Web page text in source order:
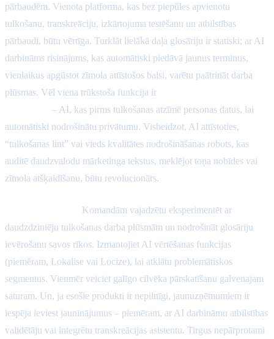
pārbaudēm. Vienota platforma, kas bez piepūles apvienotu
tulkošanu, transkreāciju, izkārtojuma testēšanu un atbilstības
pārbaudi, būtu vērtīga. Turklāt lielākā daļa glosāriju ir statiski; ar AI
darbināms risinājums, kas automātiski piedāvā jaunus terminus,
vienlaikus apgūstot zīmola attīstošos balsi, varētu paātrināt darba
plūsmas. Vēl viena trūkstoša funkcija ir
– AI, kas pirms tulkošanas atzīmē personas datus, lai
automātiski nodrošinātu privātumu. Visbeidzot, AI attīstoties,
“tulkošanas lint” vai vieds kvalitātes nodrošināšanas robots, kas
auditē daudzvalodu mārketinga tekstus, meklējot toņa nobīdes vai
zīmola atšķaidīšanu, būtu revolucionārs.
Komandām vajadzētu eksperimentēt ar
daudzdziniēju tulkošanas darba plūsmām un nodrošināt glosāriju
ievērošanu savos rīkos. Izmantojiet AI vērtēšanas funkcijas
(piemēram, Lokalise vai Locize), lai atklātu problemātiskos
segmentus. Vienmēr veiciet galīgo cilvēka pārskatīšanu galvenajam
saturam. Un, ja esošie produkti ir nepilnīgi, jaunuzņēmumiem ir
iespēja ieviest jauninājumus – piemēram, ar AI darbināmu atbilstības
validētāju vai integrētu transkreācijas asistentu. Tirgus nepārprotami